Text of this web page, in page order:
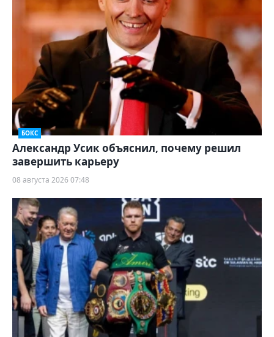
БОКС
Александр Усик объяснил, почему решил
завершить карьеру
08 августа 2026 07:48